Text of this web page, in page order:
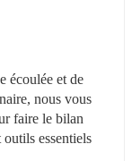
écoulée et de
nous vous
faire le bilan
outils essentiels